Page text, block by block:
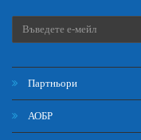
Партньори
АОБР